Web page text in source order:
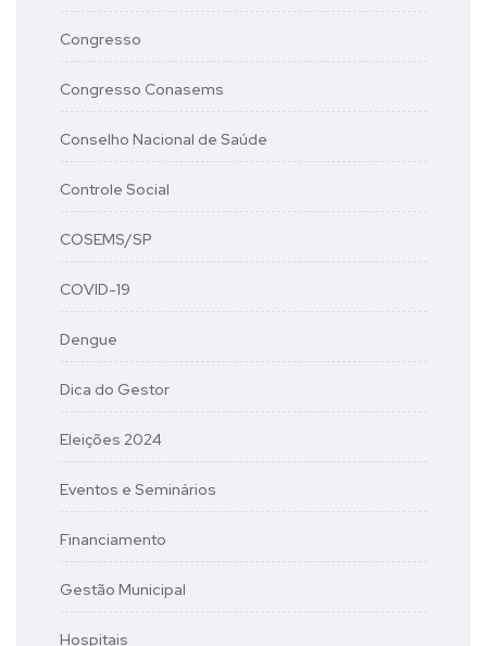
Congresso
Congresso Conasems
Conselho Nacional de Saúde
Controle Social
COSEMS/SP
COVID-19
Dengue
Dica do Gestor
Eleições 2024
Eventos e Seminários
Financiamento
Gestão Municipal
Hospitais